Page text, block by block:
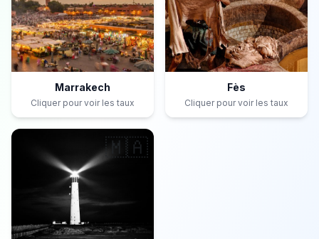
Marrakech
Cliquer pour voir les taux
Fès
Cliquer pour voir les taux
🇲🇦